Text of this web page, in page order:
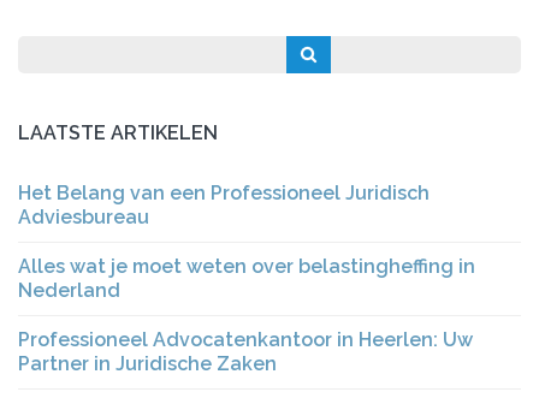
LAATSTE ARTIKELEN
Het Belang van een Professioneel Juridisch
Adviesbureau
Alles wat je moet weten over belastingheffing in
Nederland
Professioneel Advocatenkantoor in Heerlen: Uw
Partner in Juridische Zaken